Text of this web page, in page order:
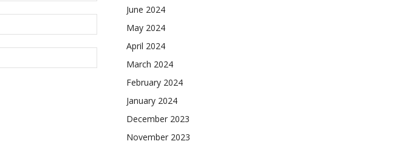
June 2024
May 2024
April 2024
March 2024
February 2024
January 2024
December 2023
November 2023